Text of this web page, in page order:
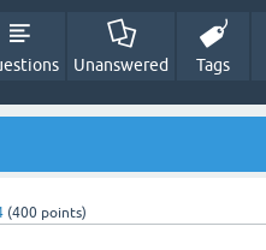
Unanswered Tags
(400 points)